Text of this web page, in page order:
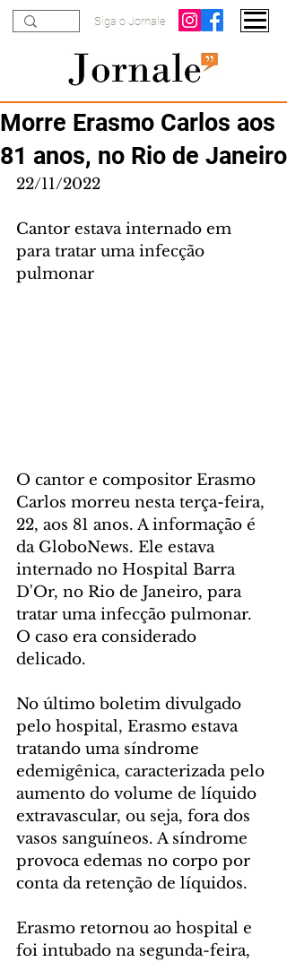
Siga o Jornale
Morre Erasmo Carlos aos
81 anos, no Rio de Janeiro
22/11/2022
Cantor estava internado em
para tratar uma infecção
pulmonar
O cantor e compositor Erasmo
Carlos morreu nesta terça-feira,
22, aos 81 anos. A informação é
da GloboNews. Ele estava
internado no Hospital Barra
D'Or, no Rio de Janeiro, para
tratar uma infecção pulmonar.
O caso era considerado
delicado.
No último boletim divulgado
pelo hospital, Erasmo estava
tratando uma síndrome
edemigênica, caracterizada pelo
aumento do volume de líquido
extravascular, ou seja, fora dos
vasos sanguíneos. A síndrome
provoca edemas no corpo por
conta da retenção de líquidos.
Erasmo retornou ao hospital e
foi intubado na segunda-feira,